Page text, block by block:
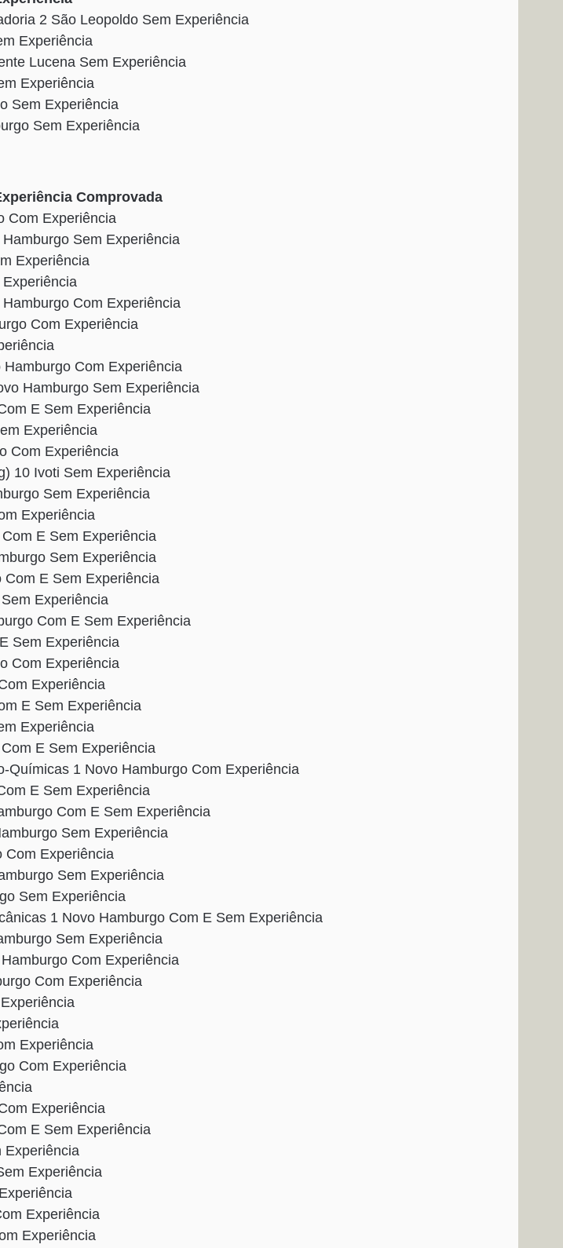
2 São Leopoldo Sem Experiência
Experiência
Lucena Sem Experiência
Experiência
Sem Experiência
Sem Experiência
Comprovada
Com Experiência
Sem Experiência
Experiência
Com Experiência
Com Experiência
Com Experiência
Hamburgo Sem Experiência
E Sem Experiência
Experiência
Com Experiência
10 Ivoti Sem Experiência
Sem Experiência
Experiência
E Sem Experiência
Sem Experiência
E Sem Experiência
Experiência
Com E Sem Experiência
Sem Experiência
Com Experiência
Experiência
E Sem Experiência
Experiência
E Sem Experiência
Químicas 1 Novo Hamburgo Com Experiência
E Sem Experiência
Com E Sem Experiência
Sem Experiência
Com Experiência
Sem Experiência
Sem Experiência
1 Novo Hamburgo Com E Sem Experiência
Sem Experiência
Com Experiência
Com Experiência
Experiência
Com Experiência
Experiência
E Sem Experiência
Experiência
Experiência
Experiência
Experiência